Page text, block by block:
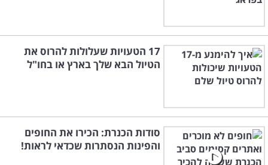
17 הטעויות שעלולות להרוס את
הטיול הבא שלך בארץ או בחו"ל
סודות הכנרת: הכירו את החופים
והפינות הנסתרות שכדאי לראות!